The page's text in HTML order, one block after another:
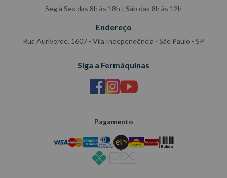
Seg à Sex das 8h às 18h | Sáb das 8h às 12h
Endereço
Rua Auriverde, 1607 - Vila Independência - São Paulo - SP
Siga a Fermáquinas
Pagamento